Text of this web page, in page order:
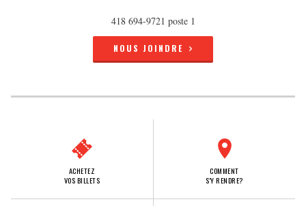
418 694-9721 poste 1
NOUS JOINDRE
ACHETEZ
VOS BILLETS
COMMENT
S'Y RENDRE?